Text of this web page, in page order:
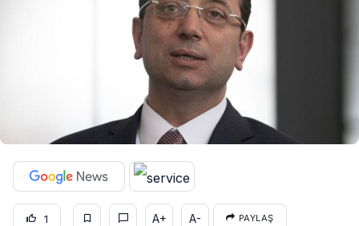
1 A+ A- PAYLAŞ